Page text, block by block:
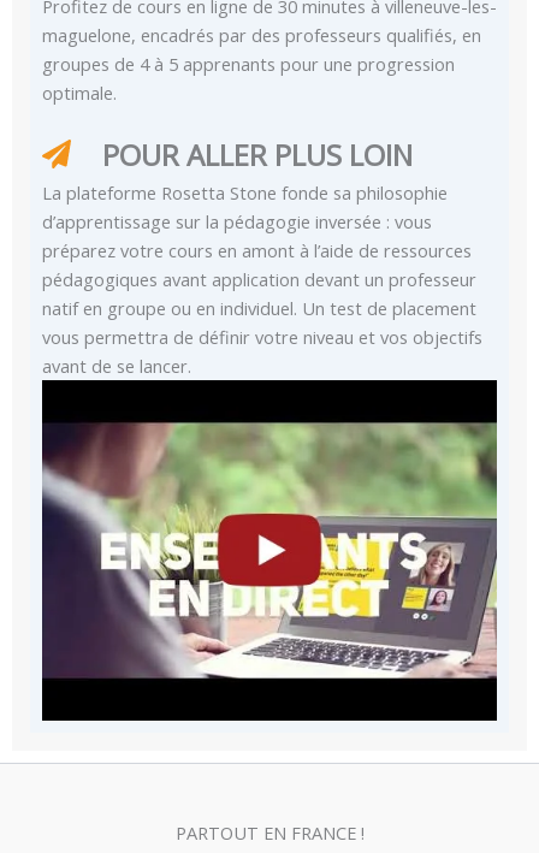
Profitez de cours en ligne de 30 minutes à villeneuve-les-
maguelone, encadrés par des professeurs qualifiés, en
groupes de 4 à 5 apprenants pour une progression
optimale.
POUR ALLER PLUS LOIN
La plateforme Rosetta Stone fonde sa philosophie
d’apprentissage sur la pédagogie inversée : vous
préparez votre cours en amont à l’aide de ressources
pédagogiques avant application devant un professeur
natif en groupe ou en individuel. Un test de placement
vous permettra de définir votre niveau et vos objectifs
avant de se lancer.
PARTOUT EN FRANCE !